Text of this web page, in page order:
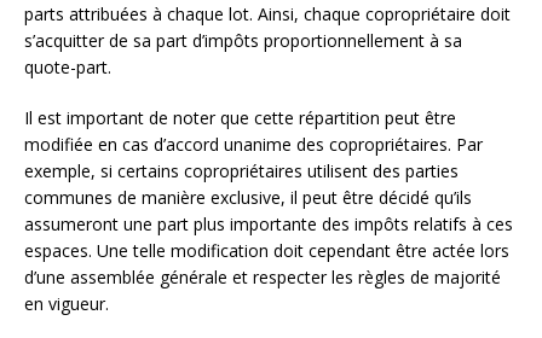
parts attribuées à chaque lot. Ainsi, chaque copropriétaire doit
s’acquitter de sa part d’impôts proportionnellement à sa
quote-part.
Il est important de noter que cette répartition peut être
modifiée en cas d’accord unanime des copropriétaires. Par
exemple, si certains copropriétaires utilisent des parties
communes de manière exclusive, il peut être décidé qu’ils
assumeront une part plus importante des impôts relatifs à ces
espaces. Une telle modification doit cependant être actée lors
d’une assemblée générale et respecter les règles de majorité
en vigueur.